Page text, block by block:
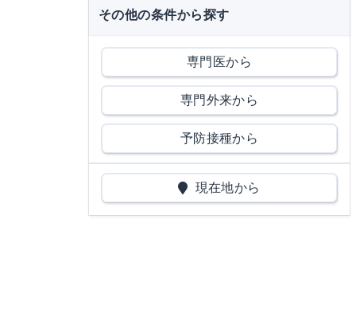
その他の条件から探す
専門医から
専門外来から
予防接種から
現在地から